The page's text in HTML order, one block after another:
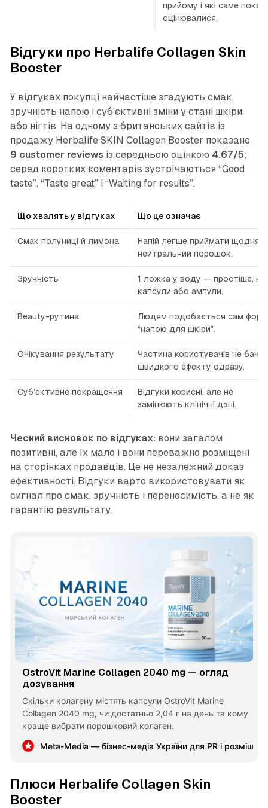
прийому і які саме
оцінювалися.
Відгуки про Herbalife Collagen Skin
Booster
У відгуках покупці найчастіше згадують смак,
зручність напою і суб’єктивні зміни у стані шкіри
або нігтів. На одному з британських сайтів із
продажу Herbalife SKIN Collagen Booster показано
9 customer reviews із середньою оцінкою 4.67/5;
серед коротких коментарів зустрічаються “Good
taste”, “Taste great” і “Waiting for results”.
Що хвалять у відгуках Що це означає
Смак полуниці й лимона
Напій легше приймати щодня,
нейтральний порошок.
Зручність
1 ложка у воду — простіше,
капсули або ампули.
Beauty-рутина
Людям подобається сам
“напою для шкіри”.
Очікування результату
Частина користувачів не
швидкого ефекту одразу.
Суб’єктивне покращення
Відгуки корисні, але не
замінюють клінічні дані.
Чесний висновок по відгуках: вони загалом
позитивні, але їх мало і вони переважно розміщені
на сторінках продавців. Це не незалежний доказ
ефективності. Відгуки варто використовувати як
сигнал про смак, зручність і переносимість, а не як
гарантію результату.
OstroVit Marine Collagen 2040 mg — огляд
дозування
Скільки колагену містять капсули OstroVit Marine
Collagen 2040 mg, чи достатньо 2,04 г на день та кому
краще вибрати порошковий колаген.
Meta-Media — бізнес-медіа України для PR і
Плюси Herbalife Collagen Skin
Booster